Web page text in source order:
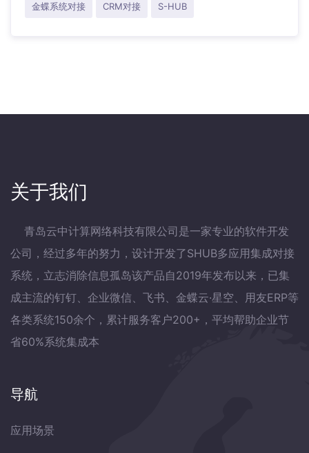
金蝶系统对接 CRM对接 S-HUB
关于我们
青岛云中计算网络科技有限公司是一家专业的软件开发
公司，经过多年的努力，设计开发了SHUB多应用集成对接
系统，立志消除信息孤岛该产品自2019年发布以来，已集
成主流的钉钉、企业微信、飞书、金蝶云·星空、用友ERP等
各类系统150余个，累计服务客户200+，平均帮助企业节
省60%系统集成本
导航
应用场景